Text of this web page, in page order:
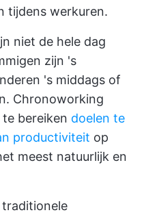
tijdens werkuren.
niet de hele dag
zijn 's
's middags of
Chronoworking
bereiken doelen te
productiviteit op
meest natuurlijk en
traditionele